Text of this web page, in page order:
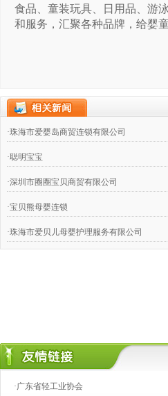
食品、童装玩具、日用品、游
和服务，汇聚各种品牌，给婴
·珠海市爱婴岛商贸连锁有限公司
·聪明宝宝
·深圳市圈圈宝贝商贸有限公司
·宝贝熊母婴连锁
·珠海市爱贝儿母婴护理服务有限公司
·深圳市童乐天使母婴用品有限公司
·广州乖玉宝妇婴用品有限公司
·广东省轻工业协会